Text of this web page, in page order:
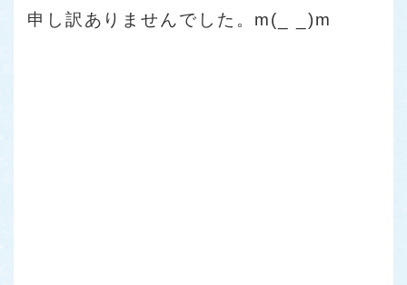
申し訳ありませんでした。m(_ _)m